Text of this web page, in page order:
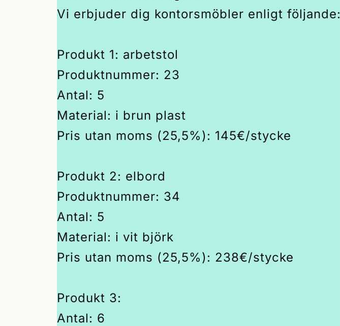
Vi erbjuder dig kontorsmöbler enligt följande:
Produkt 1: arbetstol
Produktnummer: 23
Antal: 5
Material: i brun plast
Pris utan moms (25,5%): 145€/stycke
Produkt 2: elbord
Produktnummer: 34
Antal: 5
Material: i vit björk
Pris utan moms (25,5%): 238€/stycke
Produkt 3:
Antal: 6